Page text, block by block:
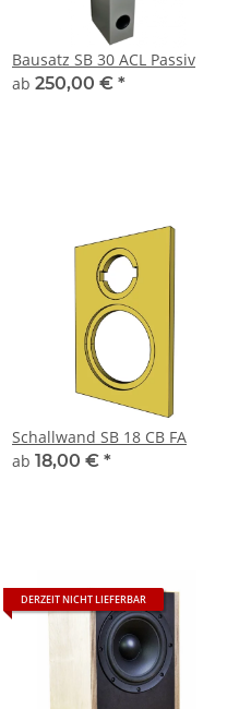
Bausatz SB 30 ACL Passiv
ab 250,00 € *
Schallwand SB 18 CB FA
ab 18,00 € *
DERZEIT NICHT LIEFERBAR